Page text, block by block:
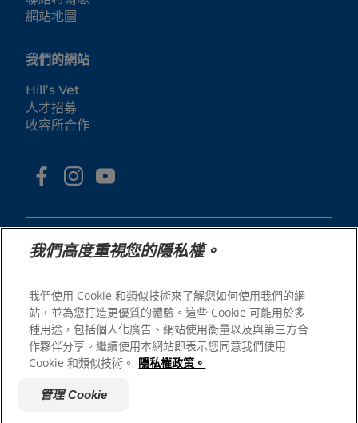
網站地圖
我們的網站
Hill’s Vet
人才招募
收容所合作
© 2025 Hill's Pet Nutrition, Inc.
All rights reserved.
As used herein, denotes registered trademark status
in the U.S. only; registration status in other
geographies may be different. Your use of this site is
subject to our terms.
我們高度重視您的隱私權。
我們使用 Cookie 和類似技術來了解您如何使用我們的網
站，並為您打造更優質的體驗。這些 Cookie 可能用於多
種用途，包括個人化廣告、網站使用衡量以及與第三方合
作夥伴分享。繼續使用本網站即表示您同意我們使用
Cookie 和類似技術。 隱私權政策。
管理 Cookie